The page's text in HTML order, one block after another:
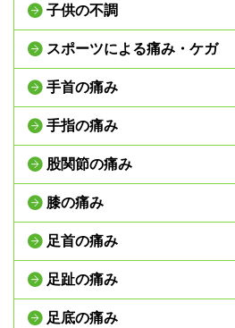
子供の不調
スポーツによる痛み・ケガ
手首の痛み
手指の痛み
股関節の痛み
膝の痛み
足首の痛み
足趾の痛み
足底の痛み